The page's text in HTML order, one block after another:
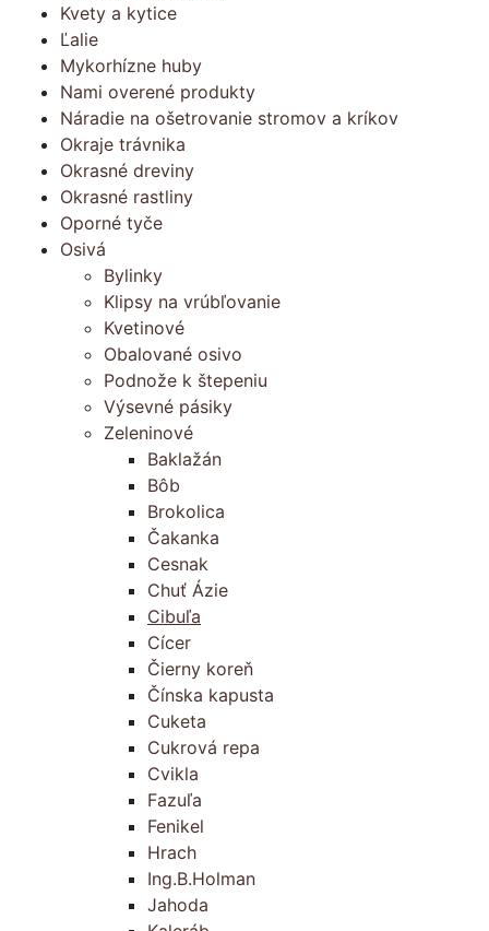
Kvety a kytice
Ľalie
Mykorhízne huby
Nami overené produkty
Náradie na ošetrovanie stromov a kríkov
Okraje trávnika
Okrasné dreviny
Okrasné rastliny
Oporné tyče
Osivá
Bylinky
Klipsy na vrúbľovanie
Kvetinové
Obalované osivo
Podnože k štepeniu
Výsevné pásiky
Zeleninové
Baklažán
Bôb
Brokolica
Čakanka
Cesnak
Chuť Ázie
Cibuľa
Cícer
Čierny koreň
Čínska kapusta
Cuketa
Cukrová repa
Cvikla
Fazuľa
Fenikel
Hrach
Ing.B.Holman
Jahoda